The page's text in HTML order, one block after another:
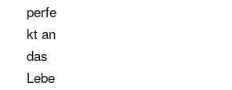
perfe
kt an
das
Lebe